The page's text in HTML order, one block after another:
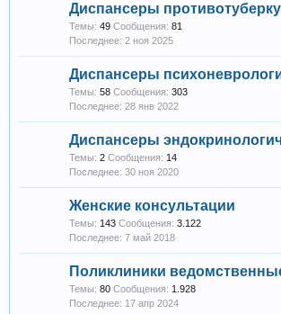
Диспансеры
Темы: 49 Сообщения: 81
2 ноя 2025
Диспансеры
Темы: 58 Сообщения: 303
28 янв 2022
Диспансеры
Темы: 2 Сообщения: 14
30 ноя 2020
Женские консультации
Темы: 143 Сообщения: 3.122
7 май 2018
Поликлиники
Темы: 80 Сообщения: 1.928
17 апр 2024